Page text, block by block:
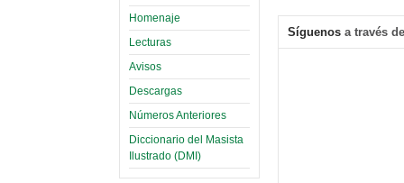
Homenaje
Lecturas
Avisos
Descargas
Números Anteriores
Diccionario del Masista
Ilustrado (DMI)
Síguenos a través